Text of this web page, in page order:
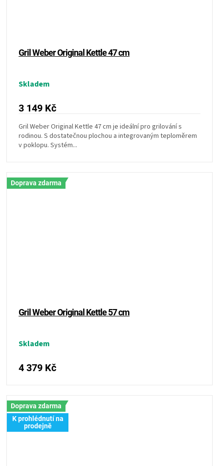
Gril Weber Original Kettle 47 cm
Skladem
3 149 Kč
Gril Weber Original Kettle 47 cm je ideální pro grilování s
rodinou. S dostatečnou plochou a integrovaným teploměrem
v poklopu. Systém...
Doprava zdarma
Gril Weber Original Kettle 57 cm
Skladem
4 379 Kč
Doprava zdarma
K prohlédnutí na
prodejně